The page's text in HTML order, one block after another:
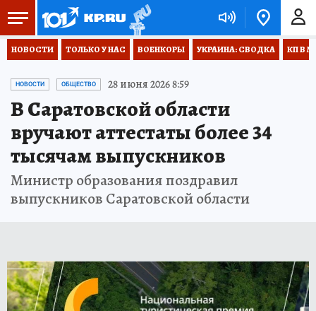
НОВОСТИ ТОЛЬКО У НАС ВОЕНКОРЫ УКРАИНА: СВОДКА КП В
НОВОСТИ ОБЩЕСТВО 28 июня 2026 8:59
В Саратовской области
вручают аттестаты более 34
тысячам выпускников
Министр образования поздравил
выпускников Саратовской области